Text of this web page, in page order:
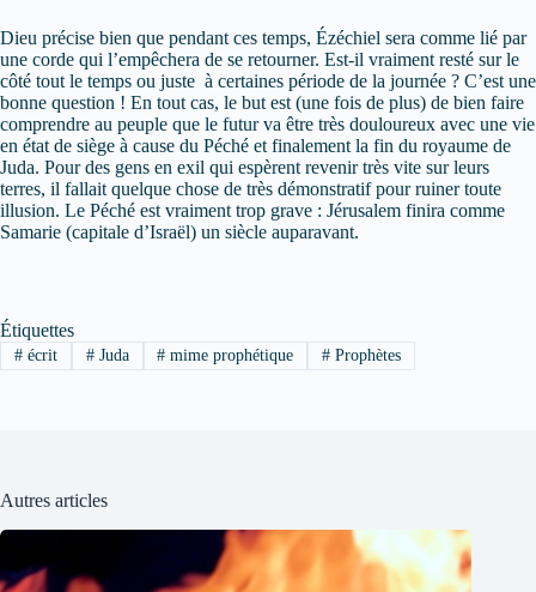
Dieu précise bien que pendant ces temps, Ézéchiel sera comme lié par
une corde qui l’empêchera de se retourner. Est-il vraiment resté sur le
côté tout le temps ou juste à certaines période de la journée ? C’est une
bonne question ! En tout cas, le but est (une fois de plus) de bien faire
comprendre au peuple que le futur va être très douloureux avec une vie
en état de siège à cause du Péché et finalement la fin du royaume de
Juda. Pour des gens en exil qui espèrent revenir très vite sur leurs
terres, il fallait quelque chose de très démonstratif pour ruiner toute
illusion. Le Péché est vraiment trop grave : Jérusalem finira comme
Samarie (capitale d’Israël) un siècle auparavant.
Étiquettes
#écrit #Juda # mime prophétique # Prophètes
Autres articles